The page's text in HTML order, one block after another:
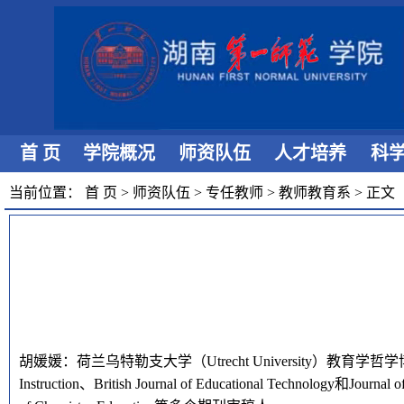
首 页 学院概况 师资队伍 人才培养 科
当前位置： 首 页 > 师资队伍 > 专任教师 > 教师教育系 > 正文
胡媛媛：荷兰乌特勒支大学（Utrecht University）教育学哲
Instruction、British Journal of Educational Technology和Journal